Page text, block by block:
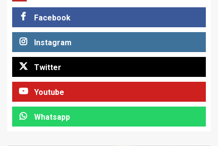
Facebook
Instagram
Twitter
Youtube
Whatsapp